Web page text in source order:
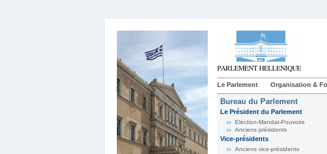
Le Parlement Organisation &
Bureau du Parlement
Le Président du Parlement
Election-Mandat-Pouvoirs
Anciens présidents
Vice-présidents
Anciens vice-présidents